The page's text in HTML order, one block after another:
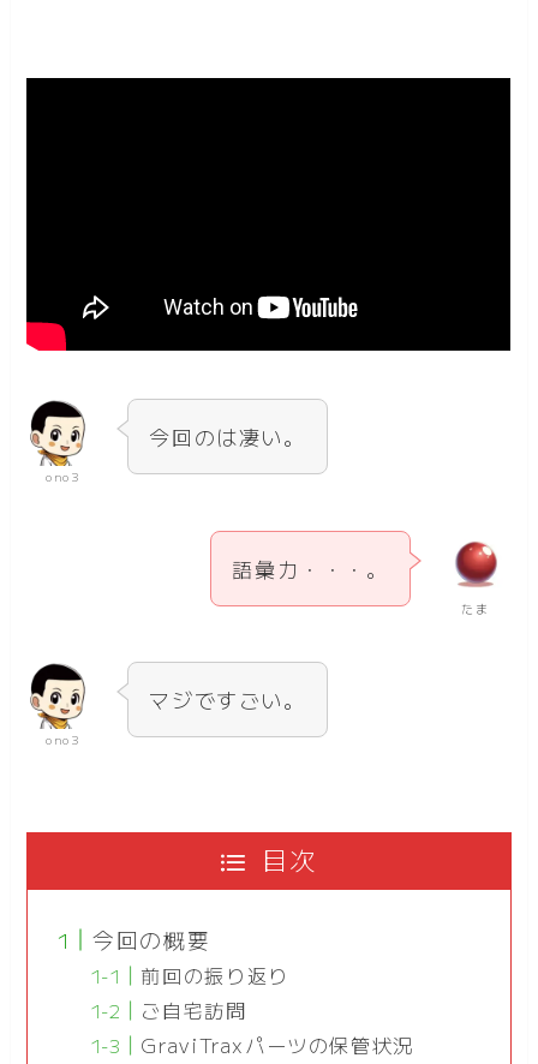
ono3
今回のは凄い。
たま
語彙力・・・。
ono3
マジですごい。
目次
今回の概要
前回の振り返り
ご自宅訪問
GraviTraxパーツの保管状況